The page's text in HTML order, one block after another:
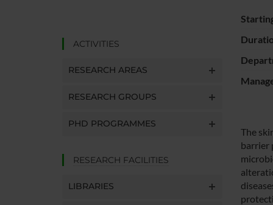
ACTIVITIES
RESEARCH AREAS
RESEARCH GROUPS
PHD PROGRAMMES
RESEARCH FACILITIES
LIBRARIES
The
barrier